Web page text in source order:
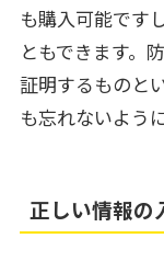
も購入可能です
ともできます。
証明するものと
も忘れないよう
正しい情報の